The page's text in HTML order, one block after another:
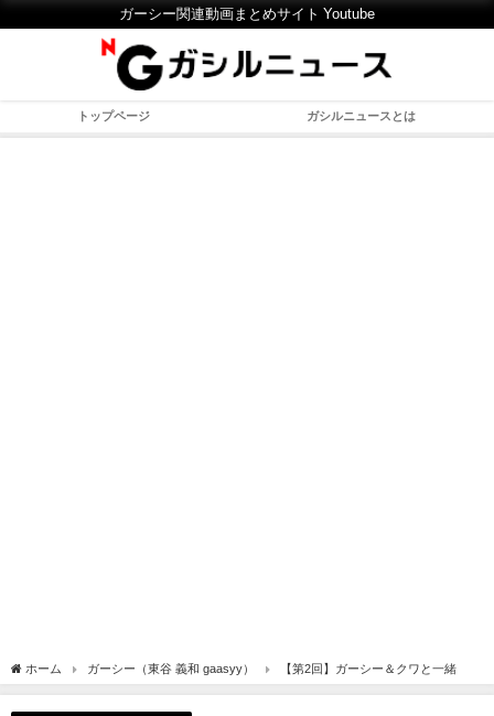
ガーシー関連動画まとめサイト Youtube
トップページ ガシルニュースとは
ホーム ガーシー（東谷 義和 gaasyy） 【第2回】ガーシー＆クワと一緒